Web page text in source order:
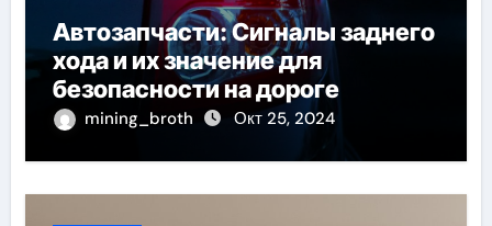
Автозапчасти: Сигналы заднего
хода и их значение для
безопасности на дороге
mining_broth Окт 25, 2024